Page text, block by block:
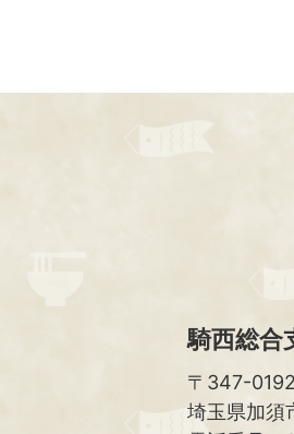
騎西総合
〒347-0192
埼玉県加須